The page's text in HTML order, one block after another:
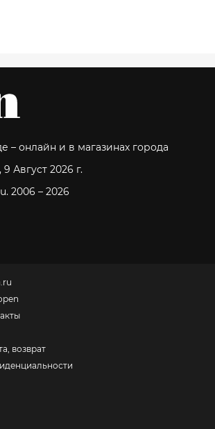
– онлайн и в магазинах города
Август 2026 г.
2006 – 2026
возврат